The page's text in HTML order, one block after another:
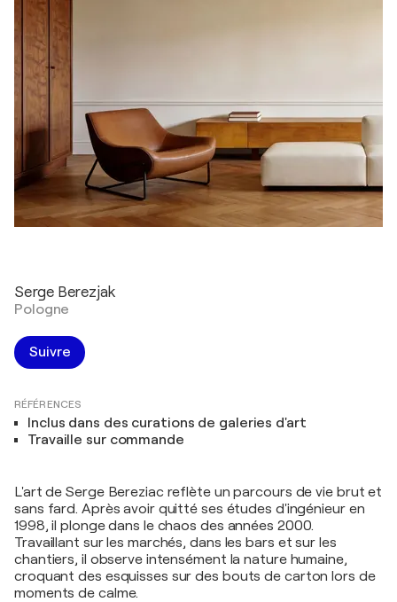
Serge Berezjak
Pologne
Suivre
RÉFÉRENCES
Inclus dans des curations de galeries d'art
Travaille sur commande
L'art de Serge Bereziac reflète un parcours de vie brut et
sans fard. Après avoir quitté ses études d'ingénieur en
1998, il plonge dans le chaos des années 2000.
Travaillant sur les marchés, dans les bars et sur les
chantiers, il observe intensément la nature humaine,
croquant des esquisses sur des bouts de carton lors de
moments de calme.